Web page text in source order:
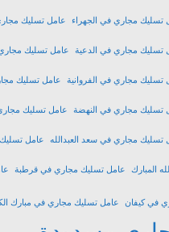
تسليك مجاري في الجهراء عامل تسليك
تسليك مجاري في الدعية عامل تسليك
تسليك مجاري في الفروانية عامل تسليك
تسليك مجاري في النهضة عامل تسليك
تسليك مجاري في سعد العبدالله عامل
المبارك عامل تسليك مجاري في قرطبة
في كيفان عامل تسليك مجاري في مبارك